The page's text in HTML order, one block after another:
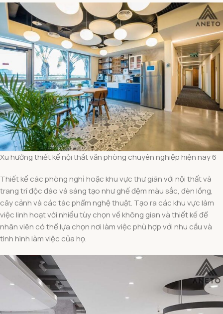
Xu hướng thiết kế nội thất văn phòng chuyên nghiệp hiện nay 6
Thiết kế các phòng nghỉ hoặc khu vực thư giãn với nội thất và
trang trí độc đáo và sáng tạo như ghế đệm màu sắc, đèn lồng,
cây cảnh và các tác phẩm nghệ thuật. Tạo ra các khu vực làm
việc linh hoạt với nhiều tùy chọn về không gian và thiết kế để
nhân viên có thể lựa chọn nơi làm việc phù hợp với nhu cầu và
tình hình làm việc của họ.